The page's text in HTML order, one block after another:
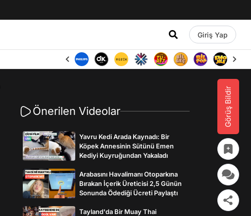
Giriş Yap
Görüş Bildir
Önerilen Videolar
Yavru Kedi Arada Kaynadı: Bir
Köpek Annesinin Sütünü Emen
Kediyi Kuyruğundan Yakaladı
Arabasını Havalimanı Otoparkına
Bırakan İçerik Üreticisi 2,5 Günün
Sonunda Ödediği Ücreti Paylaştı
Tayland'da Bir Muay Thai